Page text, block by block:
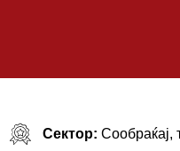
Сектор: Сообраќај,